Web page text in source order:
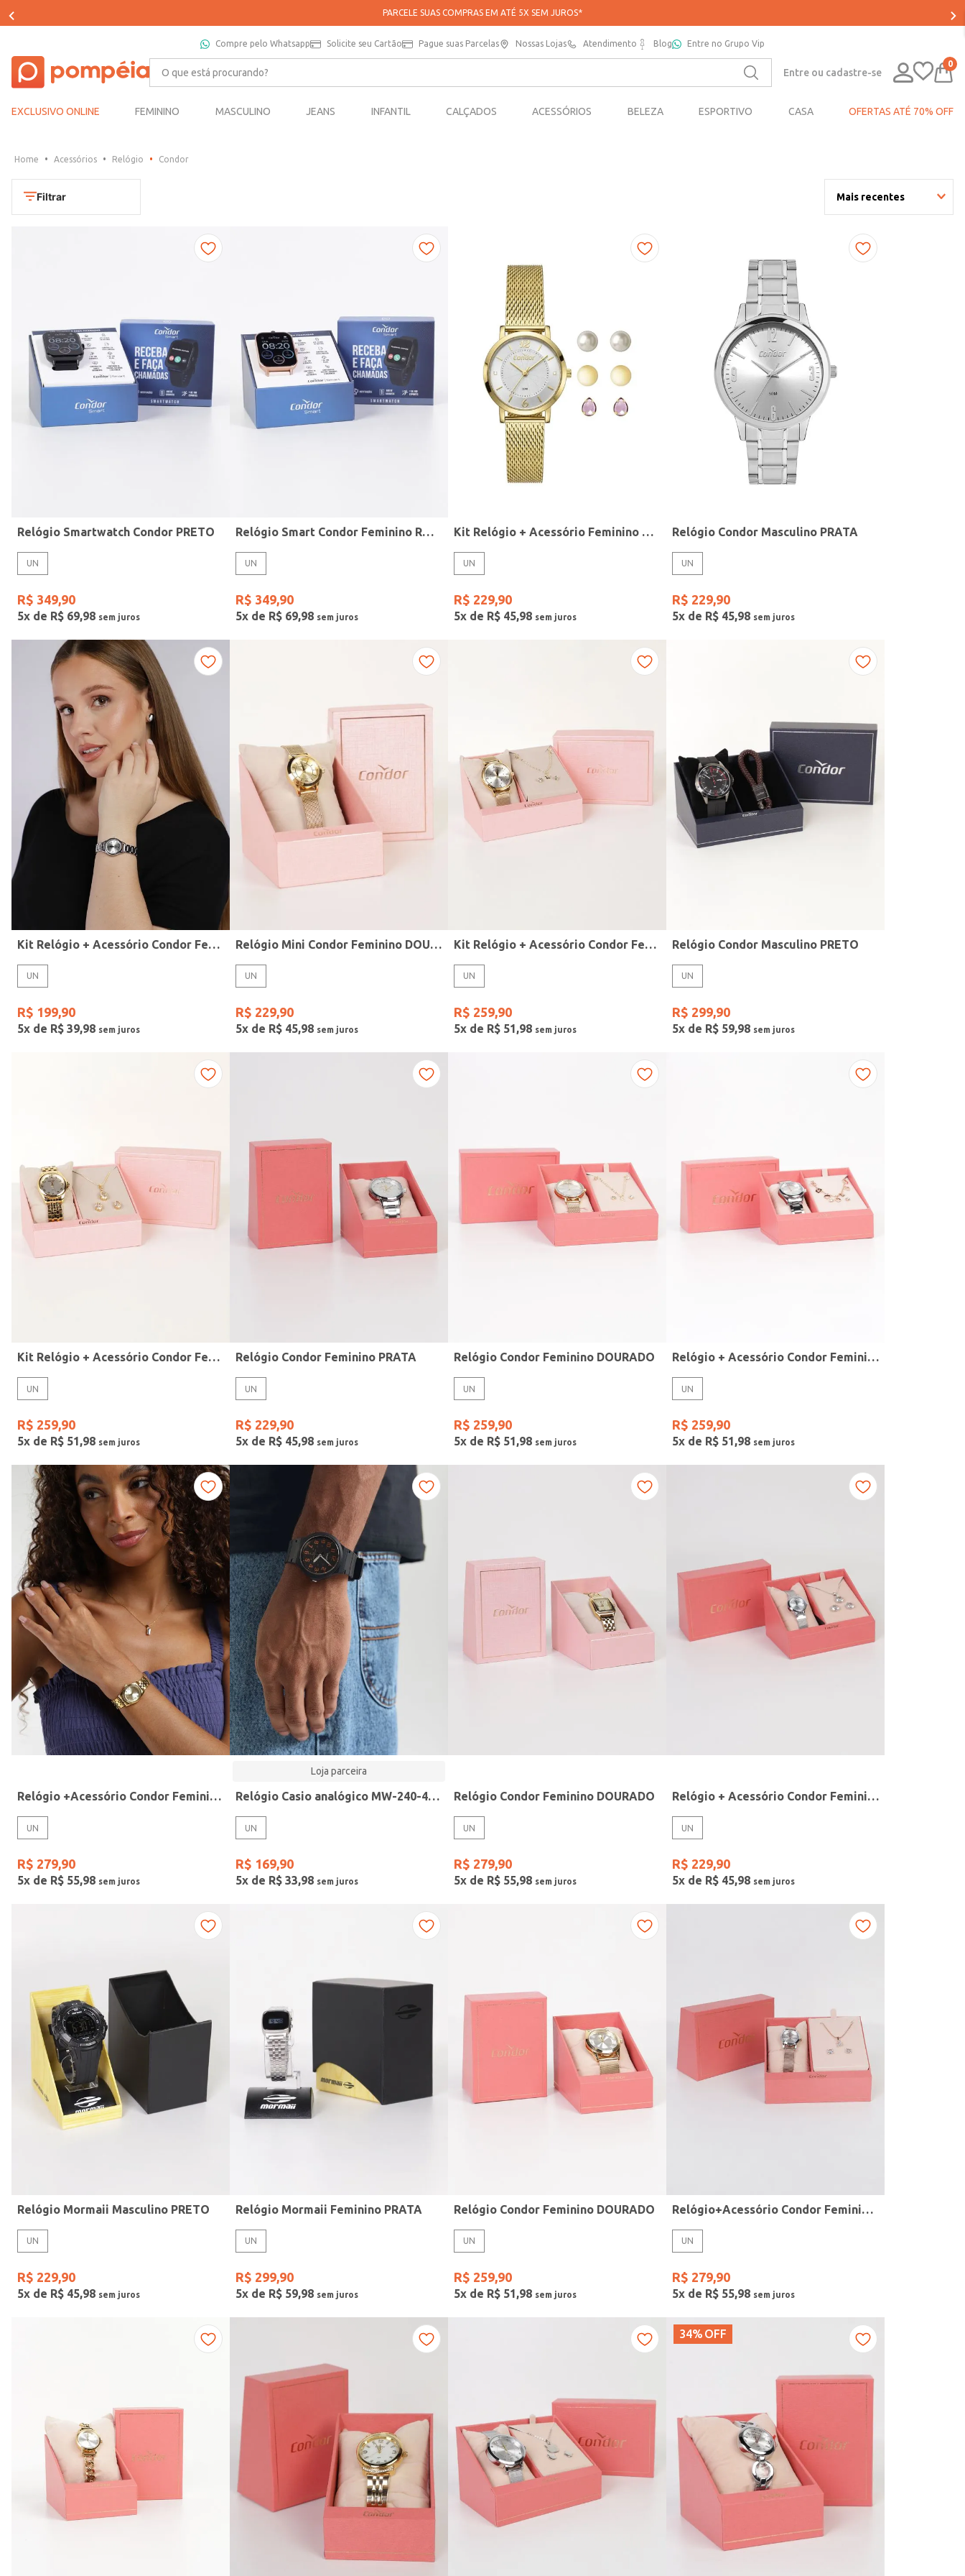
PARCELE SUAS COMPRAS EM ATÉ 5X SEM JUROS*
Compre pelo Whatsapp Solicite seu Cartão Pague suas Parcelas Nossas Lojas Atendimento Blog Entre no Grupo Vip
O que está procurando?
Entre ou cadastre-se
0
EXCLUSIVO ONLINE FEMININO MASCULINO JEANS INFANTIL CALÇADOS ACESSÓRIOS BELEZA ESPORTIVO CASA OFERTAS ATÉ 70% OFF
Acessórios Relógio Condor
Filtrar Mais recentes
UN
Mormaii
Casio
Gang
Preto
Rose
Vermelho
Estilo
Fitness
Modelo
Modelo de Pulseira
Faixas de preço
– R$ 390,00
Relógio Smartwatch Condor PRETO
UN
R$ 349,90
5x de R$ 69,98
Relógio Smart Condor Feminino ROSE
UN
R$ 349,90
5x de R$ 69,98
Kit Relógio + Acessório Feminino DOURADO
UN
R$ 229,90
5x de R$ 45,98
Relógio Condor Masculino PRATA
UN
R$ 229,90
5x de R$ 45,98
Kit Relógio + Acessório Condor Feminino PRATA
UN
R$ 199,90
5x de R$ 39,98
Relógio Mini Condor Feminino DOURADO
UN
R$ 229,90
5x de R$ 45,98
Kit Relógio + Acessório Condor Feminino DOURADO
UN
R$ 259,90
5x de R$ 51,98
Relógio Condor Masculino PRETO
UN
R$ 299,90
5x de R$ 59,98
Kit Relógio + Acessório Condor Feminino DOURADO
UN
R$ 259,90
5x de R$ 51,98
Relógio Condor Feminino PRATA
UN
R$ 229,90
5x de R$ 45,98
Relógio Condor Feminino DOURADO
UN
R$ 259,90
5x de R$ 51,98
Relógio + Acessório Condor Feminino PRATA
UN
R$ 259,90
5x de R$ 51,98
Relógio +Acessório Condor Feminino DOURADO
UN
R$ 279,90
5x de R$ 55,98
Loja parceira
Relógio Casio analógico MW-240-4BVDF-SC
UN
R$ 169,90
5x de R$ 33,98
Relógio Condor Feminino DOURADO
UN
R$ 279,90
5x de R$ 55,98
Relógio + Acessório Condor Feminino PRATA
UN
R$ 229,90
5x de R$ 45,98
Relógio Mormaii Masculino PRETO
UN
R$ 229,90
5x de R$ 45,98
Relógio Mormaii Feminino PRATA
UN
R$ 299,90
5x de R$ 59,98
Relógio Condor Feminino DOURADO
UN
R$ 259,90
5x de R$ 51,98
Relógio+Acessório Condor Feminino ROSE
UN
R$ 279,90
5x de R$ 55,98
34% OFF